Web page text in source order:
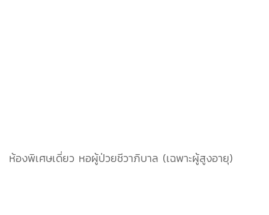
ห้องพิเศษเดี่ยว หอผู้ป่วยชีวาภิบาล (เฉพาะผู้สูงอายุ)